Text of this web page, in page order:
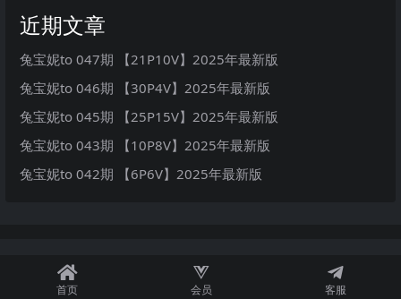
近期文章
兔宝妮to 047期 【21P10V】2025年最新版
兔宝妮to 046期 【30P4V】2025年最新版
兔宝妮to 045期 【25P15V】2025年最新版
兔宝妮to 043期 【10P8V】2025年最新版
兔宝妮to 042期 【6P6V】2025年最新版
首页 会员 客服